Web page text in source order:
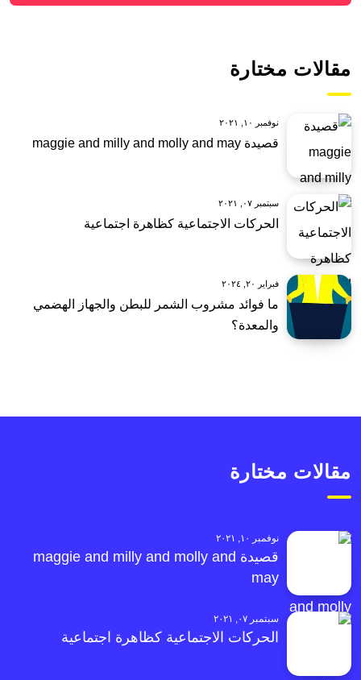
مقالات مختارة
نوفمبر ١٠, ٢٠٢١
قصيدة maggie and milly and molly and may
سبتمبر ٠٧, ٢٠٢١
الحركات الاجتماعية كظاهرة اجتماعية
فبراير ٢٠, ٢٠٢٤
ما فوائد مشروب الشمر للبطن والجهاز الهضمي
والمعدة؟
مقالات مختارة
نوفمبر ١٠, ٢٠٢١
قصيدة maggie and milly and molly and
may
سبتمبر ٠٧, ٢٠٢١
الحركات الاجتماعية كظاهرة اجتماعية